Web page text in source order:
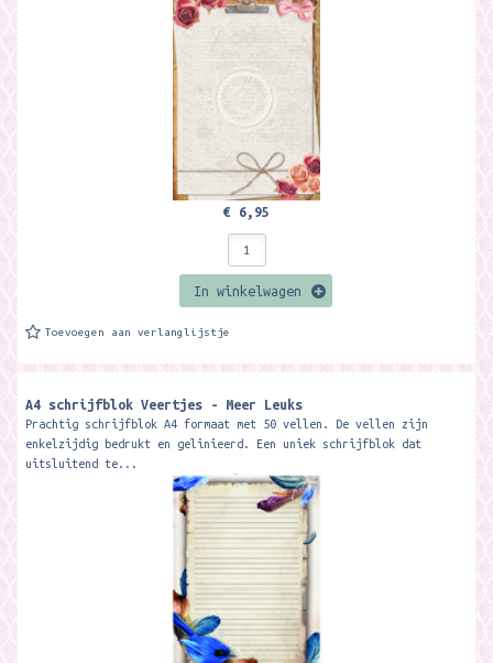
€ 6,95
In winkelwagen
Toevoegen aan verlanglijstje
A4 schrijfblok Veertjes - Meer Leuks
Prachtig schrijfblok A4 formaat met 50 vellen. De vellen zijn
enkelzijdig bedrukt en gelinieerd. Een uniek schrijfblok dat
uitsluitend te...